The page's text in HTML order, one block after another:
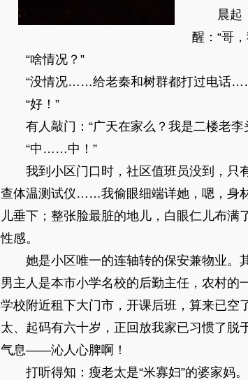
晨起
醒：“哥
“啥情况？”
“没情况……给老秦和树群都打过电话
“好！”
有人敲门：“广天在家么？我是二楼老
“中……中！”
我到小区门口时，社区值班员没到，只
查体温测试仪……我偷眼细端详她，嗯，身
儿垂下；整张脸最脏的地儿，白眼仁儿布
性感。
她是小区唯一的连轴转的保安兼物业。
男主人是本市小学名校的后勤主任，农村的
学校附近租下大门市，开课后班，算来已空
太、起码有六十岁，正回放我家已习惯了脱
气息——沁人心脾啊！
打听得知：瘦老太是“米寡妇”的婆家妈